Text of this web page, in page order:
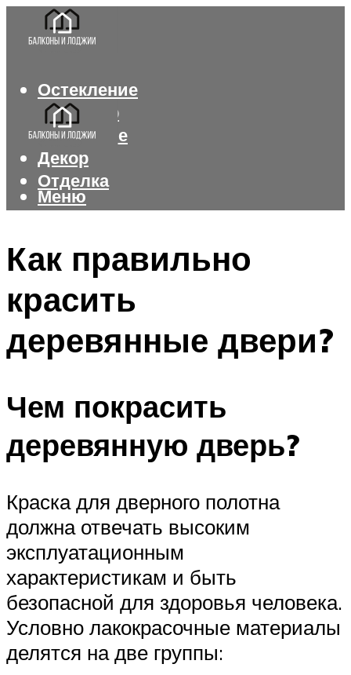
Остекление
Интерьер
Утепление
Декор
Отделка
Меню
Как правильно
красить
деревянные двери?
Чем покрасить
деревянную дверь?
Краска для дверного полотна
должна отвечать высоким
эксплуатационным
характеристикам и быть
безопасной для здоровья человека.
Условно лакокрасочные материалы
делятся на две группы: